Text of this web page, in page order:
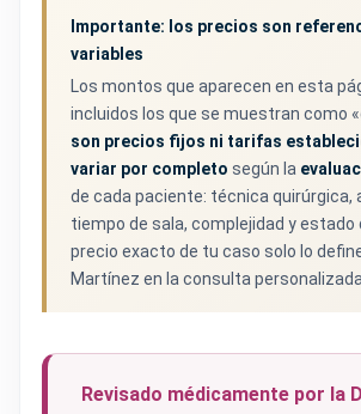
Importante: los precios son
variables
Los montos que aparecen en esta
incluidos los que se muestran como
son precios fijos ni tarifas
variar por completo según la
de cada paciente: técnica quirúrgica,
tiempo de sala, complejidad y estado
precio exacto de tu caso solo lo define
Martínez en la consulta personalizada.
Revisado médicamente por la